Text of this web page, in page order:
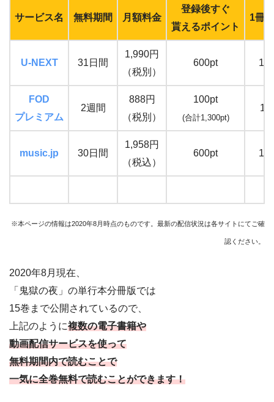
サービス名 無料期間 月額料金
登録後すぐ
貰えるポイント
1冊
U-NEXT 31日間
1,990円
（税別）
600pt
FOD
プレミアム
2週間
888円
（税別）
100pt
(合計1,300pt)
music.jp 30日間
1,958円
（税込）
600pt
※本ページの情報は2020年8月時点のものです。最新の配信状況は各サイトにてご確
認ください。
2020年8月現在、
「鬼獄の夜」の単行本分冊版では
15巻まで公開されているので、
上記のように複数の電子書籍や
動画配信サービスを使って
無料期間内で読むことで
一気に全巻無料で読むことができます！